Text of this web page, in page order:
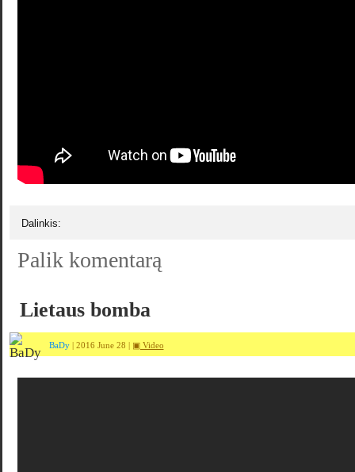
Dalinkis:
Palik komentarą
Lietaus bomba
BaDy| 2016 June 28 | ▣ Video